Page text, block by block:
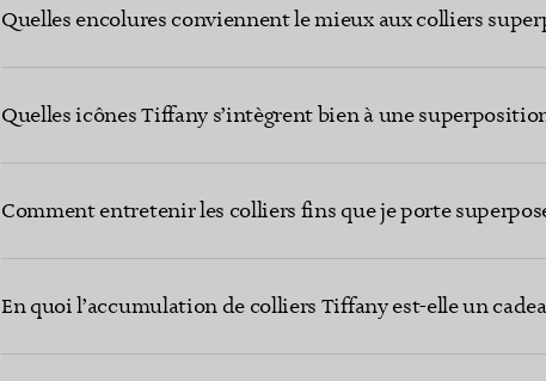
Quelles encolures conviennent le mieux aux colliers
Quelles icônes Tiffany s’intègrent bien à une
Comment entretenir les colliers fins que je porte
En quoi l’accumulation de colliers Tiffany est-elle un